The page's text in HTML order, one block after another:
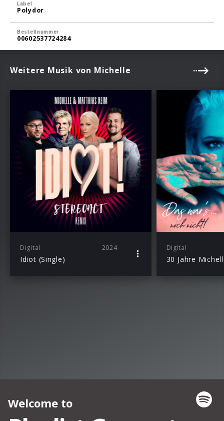
Label
Polydor
Bestellnummer
00602537724284
Weitere Musik von Michelle
Digital 2024
Idiot (Single)
Digital